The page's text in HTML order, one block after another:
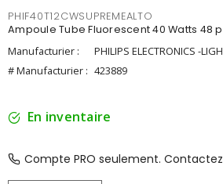
PHIF40T12CWSUPREMEALTO
Ampoule Tube Fluorescent 40 Watts 48
Manufacturier :
PHILIPS ELECTRONICS -
# Manufacturier : 423889
En inventaire
Compte PRO seulement.